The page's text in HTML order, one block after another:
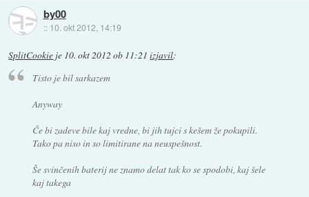
by00
:: 10. okt 2012, 14:19
SplitCookie je 10. okt 2012 ob 11:21 izjavil:
Tisto je bil sarkazem
Anyway
Če bi zadeve bile kaj vredne, bi jih tujci s kešem že pokupili.
Tako pa niso in so limitirane na neuspešnost.
Še svinčenih baterij ne znamo delat tak ko se spodobi, kaj šele
kaj takega